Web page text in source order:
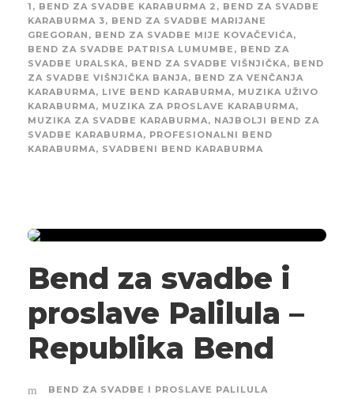
1 , BEND ZA SVADBE KARABURMA 2 , BEND ZA SVADBE
KARABURMA 3, BEND ZA SVADBE MARIJANE
GREGORAN , BEND ZA SVADBE MIJE KOVAČEVIĆA,
BEND ZA SVADBE PATRISA LUMUMBE , BEND ZA
SVADBE URALSKA, BEND ZA SVADBE VIŠNJIČKA, BEND
ZA SVADBE VIŠNJIČKA BANJA, BEND ZA VENČANJA
KARABURMA, LIVE BEND KARABURMA, MUZIKA UŽIVO
KARABURMA, MUZIKA ZA PROSLAVE KARABURMA,
MUZIKA ZA SVADBE KARABURMA, NAJBOLJI BEND ZA
SVADBE KARABURMA, PROFESIONALNI BEND
KARABURMA, SVADBENI BEND KARABURMA
Bend za svadbe i
proslave Palilula –
Republika Bend
BEND ZA SVADBE I PROSLAVE PALILULA